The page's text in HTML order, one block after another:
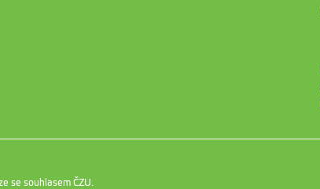
se souhlasem ČZU.